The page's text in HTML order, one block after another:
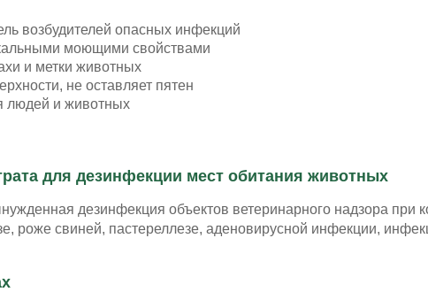
возбудителей опасных инфекций
моющими свойствами
и метки животных
не оставляет пятен
людей и животных
для дезинфекции мест обитания животных
дезинфекция объектов ветеринарного надзора при
роже свиней, пастереллезе, аденовирусной инфекции,